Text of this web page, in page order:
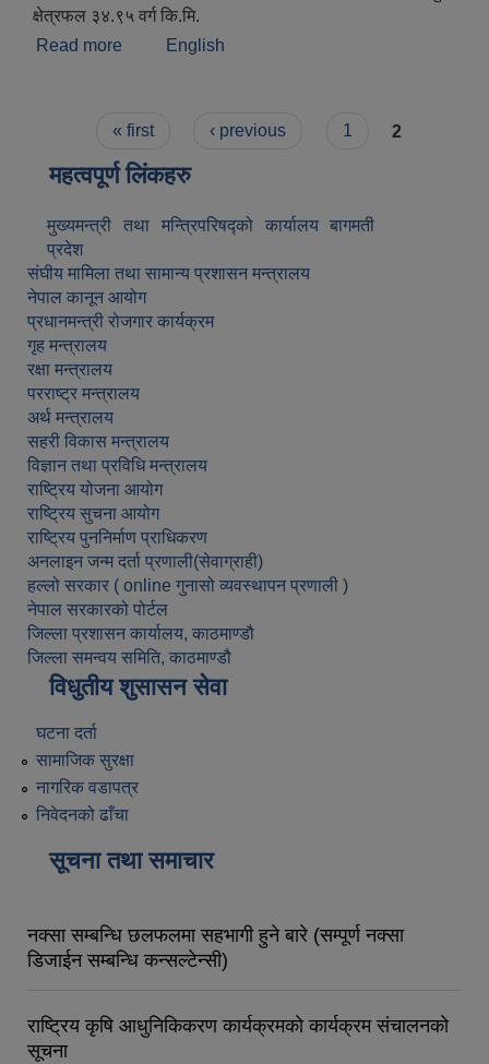
क्षेत्रफल ३४.९५ वर्ग कि.मि.
Read more about संक्षिप्त परिचय
English
Pages« first ‹ previous 1 2
महत्वपूर्ण लिंकहरु
मुख्यमन्त्री तथा मन्त्रिपरिषद्को कार्यालय बागमती
प्रदेश
संघीय मामिला तथा सामान्य प्रशासन मन्त्रालय
नेपाल कानून आयोग
प्रधानमन्त्री रोजगार कार्यक्रम
गृह मन्त्रालय
रक्षा मन्त्रालय
परराष्ट्र मन्त्रालय
अर्थ मन्त्रालय
सहरी विकास मन्त्रालय
विज्ञान तथा प्रविधि मन्त्रालय
राष्ट्रिय योजना आयोग
राष्ट्रिय सुचना आयोग
राष्ट्रिय पुननिर्माण प्राधिकरण
अनलाइन जन्म दर्ता प्रणाली(सेवाग्राही)
हल्लो सरकार ( online गुनासो व्यवस्थापन प्रणाली )
नेपाल सरकारको पोर्टल
जिल्ला प्रशासन कार्यालय, काठमाण्डौ
जिल्ला समन्वय समिति, काठमाण्डौ
विधुतीय शुसासन सेवा
घटना दर्ता
सामाजिक सुरक्षा
नागरिक वडापत्र
निवेदनको ढाँचा
सूचना तथा समाचार
नक्सा सम्बन्धि छलफलमा सहभागी हुने बारे (सम्पूर्ण नक्सा
डिजाईन सम्बन्धि कन्सल्टेन्सी)
राष्ट्रिय कृषि आधुनिकिकरण कार्यक्रमकाे कार्यक्रम संचालनकाे
सूचना